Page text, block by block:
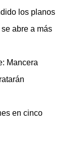
los planos
abre a más
Mancera
en cinco